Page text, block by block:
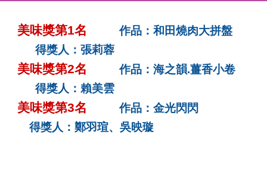
美味獎第1名作品：和田燒肉大拼盤
得獎人：張莉蓉
美味獎第2名作品：海之韻.薑香小卷
得獎人：賴美雲
美味獎第3名作品：金光閃閃
得獎人：鄭羽瑄、吳映璇